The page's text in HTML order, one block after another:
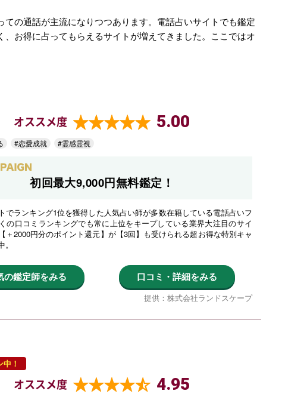
の通話が主流になりつつあります。電話占いサイトでも鑑定
お得に占ってもらえるサイトが増えてきました。ここではオ
オススメ度 5.00
#恋愛成就 #霊感霊視
初回最大9,000円無料鑑定！
でランキング1位を獲得した人気占い師が多数在籍している電話占いフ
の口コミランキングでも常に上位をキープしている業界大注目のサイ
＋2000円分のポイント還元】が【3回】も受けられる超お得な特別キャ
の鑑定師をみる 口コミ・詳細をみる
提供：株式会社ランドスケープ
！
オススメ度 4.95